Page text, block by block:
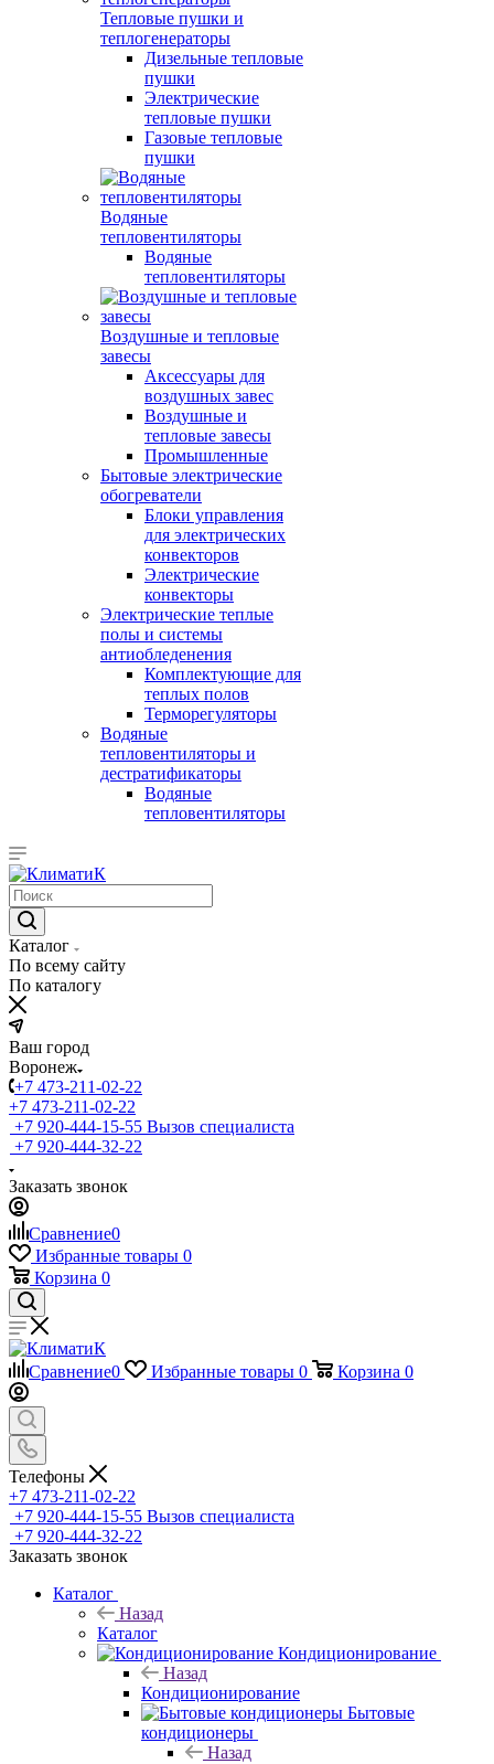
Тепловые пушки и
теплогенераторы
Дизельные тепловые
пушки
Электрические
тепловые пушки
Газовые тепловые
пушки
Водяные
тепловентиляторы
Водяные
тепловентиляторы
Воздушные и тепловые
завесы
Аксессуары для
воздушных завес
Воздушные и
тепловые завесы
Промышленные
Бытовые электрические
обогреватели
Блоки управления
для электрических
конвекторов
Электрические
конвекторы
Электрические теплые
полы и системы
антиобледенения
Комплектующие для
теплых полов
Терморегуляторы
Водяные
тепловентиляторы и
дестратификаторы
Водяные
тепловентиляторы
Каталог
По всему сайту
По каталогу
Ваш город
Воронеж
+7 473-211-02-22
+7 473-211-02-22
+7 920-444-15-55 Вызов специалиста
+7 920-444-32-22
Заказать звонок
Сравнение0
Избранные товары 0
Корзина 0
Сравнение0 Избранные товары 0 Корзина 0
Телефоны
+7 473-211-02-22
+7 920-444-15-55 Вызов специалиста
+7 920-444-32-22
Заказать звонок
Каталог
Назад
Каталог
Кондиционирование
Назад
Кондиционирование
Бытовые
кондиционеры
Назад